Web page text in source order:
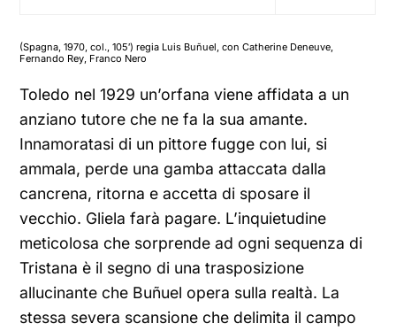
(Spagna, 1970, col., 105′) regia Luis Buñuel, con Catherine Deneuve,
Fernando Rey, Franco Nero
Toledo nel 1929 un’orfana viene affidata a un
anziano tutore che ne fa la sua amante.
Innamoratasi di un pittore fugge con lui, si
ammala, perde una gamba attaccata dalla
cancrena, ritorna e accetta di sposare il
vecchio. Gliela farà pagare. L’inquietudine
meticolosa che sorprende ad ogni sequenza di
Tristana è il segno di una trasposizione
allucinante che Buñuel opera sulla realtà. La
stessa severa scansione che delimita il campo